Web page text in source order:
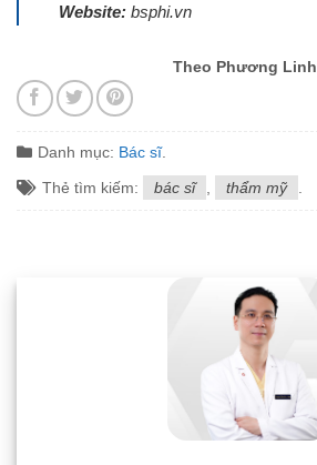
Website: bsphi.vn
Theo Phương Linh
Danh mục: Bác sĩ.
Thẻ tìm kiếm:
bác sĩ , thẩm mỹ .